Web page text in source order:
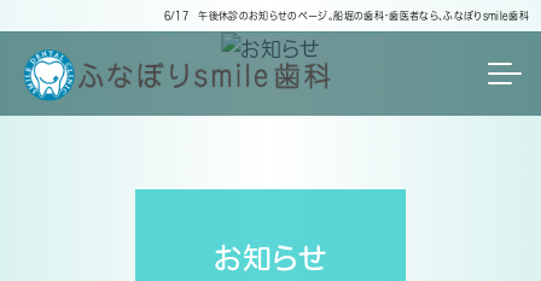
6/17 午後休診のお知らせのページ。船堀の歯科・歯医者なら、ふなぼりsmile歯科
お知らせ